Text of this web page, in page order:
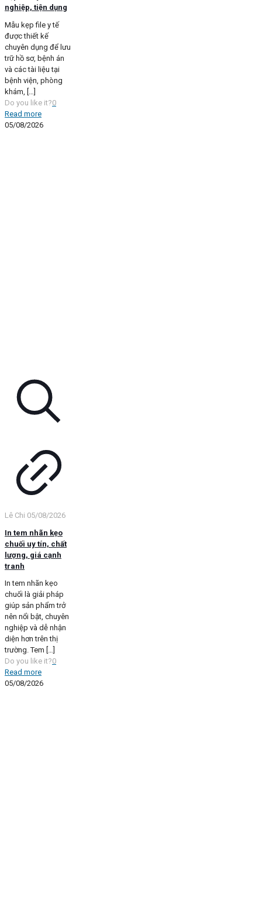
nghiệp, tiện dụng
Mẫu kẹp file y tế
được thiết kế
chuyên dụng để lưu
trữ hồ sơ, bệnh án
và các tài liệu tại
bệnh viện, phòng
khám, […]
Do you like it?0
Read more
05/08/2026
Lê Chi 05/08/2026
In tem nhãn kẹo
chuối uy tín, chất
lượng, giá cạnh
tranh
In tem nhãn kẹo
chuối là giải pháp
giúp sản phẩm trở
nên nổi bật, chuyên
nghiệp và dễ nhận
diện hơn trên thị
trường. Tem […]
Do you like it?0
Read more
05/08/2026